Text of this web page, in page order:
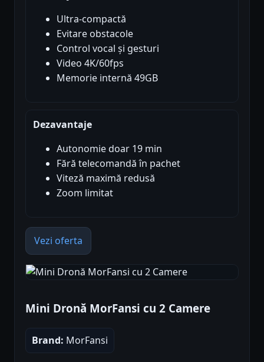
Ultra-compactă
Evitare obstacole
Control vocal și gesturi
Video 4K/60fps
Memorie internă 49GB
Dezavantaje
Autonomie doar 19 min
Fără telecomandă în pachet
Viteză maximă redusă
Zoom limitat
Vezi oferta
Mini Dronă MorFansi cu 2 Camere
Brand: MorFansi